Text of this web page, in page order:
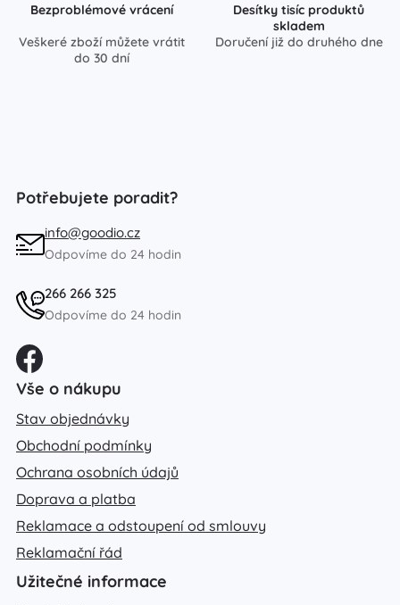
Bezproblémové vrácení
Veškeré zboží můžete vrátit
do 30 dní
Desítky tisíc produktů
skladem
Doručení již do druhého dne
Potřebujete poradit?
info@goodio.cz
Odpovíme do 24 hodin
266 266 325
Odpovíme do 24 hodin
Vše o nákupu
Stav objednávky
Obchodní podmínky
Ochrana osobních údajů
Doprava a platba
Reklamace a odstoupení od smlouvy
Reklamační řád
Užitečné informace